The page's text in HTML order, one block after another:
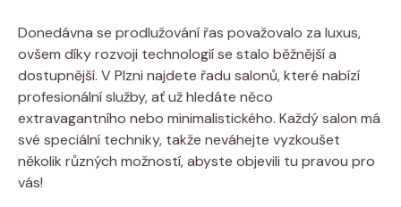
Donedávna se prodlužování řas považovalo za luxus,
ovšem díky rozvoji technologií se stalo běžnější a
dostupnější. V Plzni najdete řadu salonů, které nabízí
profesionální služby, ať už hledáte něco
extravagantního nebo minimalistického. Každý salon má
své speciální techniky, takže neváhejte vyzkoušet
několik různých možností, abyste objevili tu pravou pro
vás!